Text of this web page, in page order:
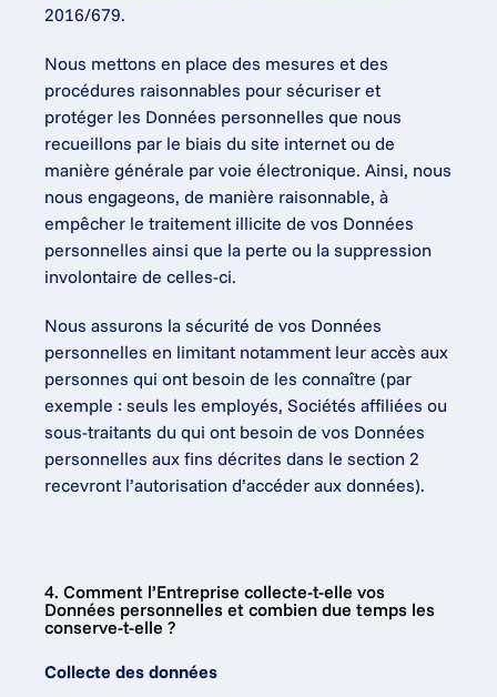
2016/679.
Nous mettons en place des mesures et des
procédures raisonnables pour sécuriser et
protéger les Données personnelles que nous
recueillons par le biais du site internet ou de
manière générale par voie électronique. Ainsi, nous
nous engageons, de manière raisonnable, à
empêcher le traitement illicite de vos Données
personnelles ainsi que la perte ou la suppression
involontaire de celles-ci.
Nous assurons la sécurité de vos Données
personnelles en limitant notamment leur accès aux
personnes qui ont besoin de les connaître (par
exemple : seuls les employés, Sociétés affiliées ou
sous-traitants du qui ont besoin de vos Données
personnelles aux fins décrites dans le section 2
recevront l’autorisation d’accéder aux données).
4. Comment l’Entreprise collecte-t-elle vos
Données personnelles et combien due temps les
conserve-t-elle ?
Collecte des données